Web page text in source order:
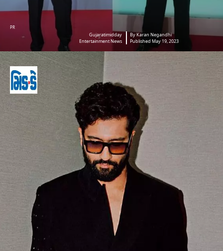
PR
Gujaratimidday
Entertainment News
By Karan Negandhi
Published May 19, 2023